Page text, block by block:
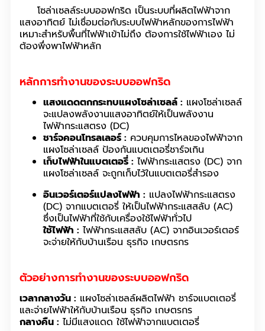
โซล่าเซลล์ระบบออฟกริด เป็นระบบที่ผลิตไฟฟ้าจาก
แสงอาทิตย์ ไม่เชื่อมต่อกับระบบไฟฟ้าหลักของการไฟฟ้า
เหมาะสำหรับพื้นที่ไฟฟ้าเข้าไม่ถึง ต้องการใช้ไฟฟ้าเอง ไม่
ต้องพึ่งพาไฟฟ้าหลัก
หลักการทำงานของระบบออฟกริด
แสงแดดตกกระทบแผงโซล่าเซลล์ : แผงโซล่าเซลล์
จะแปลงพลังงานแสงอาทิตย์ให้เป็นพลังงาน
ไฟฟ้ากระแสตรง (DC)
ชาร์จคอนโทรลเลอร์ : ควบคุมการไหลของไฟฟ้าจาก
แผงโซล่าเซลล์ ป้องกันแบตเตอรี่ชาร์จเกิน
เก็บไฟฟ้าในแบตเตอรี่ : ไฟฟ้ากระแสตรง (DC) จาก
แผงโซล่าเซลล์ จะถูกเก็บไว้ในแบตเตอรี่สำรอง
อินเวอร์เตอร์แปลงไฟฟ้า : แปลงไฟฟ้ากระแสตรง
(DC) จากแบตเตอรี่ ให้เป็นไฟฟ้ากระแสสลับ (AC)
ซึ่งเป็นไฟฟ้าที่ใช้กับเครื่องใช้ไฟฟ้าทั่วไป
ใช้ไฟฟ้า : ไฟฟ้ากระแสสลับ (AC) จากอินเวอร์เตอร์
จะจ่ายให้กับบ้านเรือน ธุรกิจ เกษตรกร
ตัวอย่างการทำงานของระบบออฟกริด
เวลากลางวัน : แผงโซล่าเซลล์ผลิตไฟฟ้า ชาร์จแบตเตอรี่
และจ่ายไฟฟ้าให้กับบ้านเรือน ธุรกิจ เกษตรกร
กลางคืน : ไม่มีแสงแดด ใช้ไฟฟ้าจากแบตเตอรี่